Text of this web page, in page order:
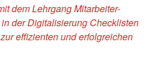
dem Lehrgang Mitarbeiter-
der Digitalisierung Checklisten
effizienten und erfolgreichen